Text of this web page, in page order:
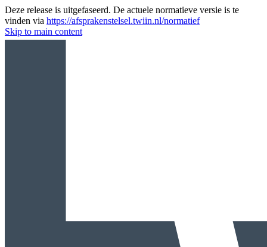
Deze release is uitgefaseerd. De actuele normatieve versie is te
vinden via https://afsprakenstelsel.twiin.nl/normatief
Skip to main content